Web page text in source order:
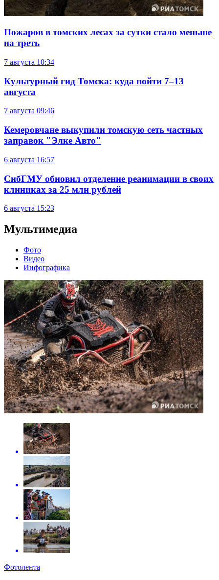
Пожаров в томских лесах за сутки стало меньше
на треть
7 августа 10:34
Культурный гид Томска: куда пойти 7–13
августа
7 августа 09:46
Кемеровчане выкупили томскую сеть частных
заправок "Элке Авто"
6 августа 16:57
СибГМУ обновил отделение реанимации в своих
клиниках за 25 млн рублей
6 августа 15:23
Мультимедиа
Фото
Видео
Инфографика
Фотолента